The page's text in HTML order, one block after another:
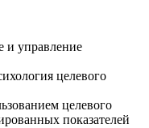
и управление
целевого
целевого
показателей